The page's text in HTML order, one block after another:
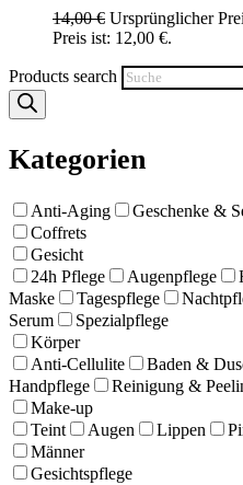
14,00€ Ursprünglicher
Preis ist: 12,00 €.
Products search
Kategorien
Anti-Aging
Geschenke &
Coffrets
Gesicht
24h Pflege
Augenpflege
Maske
Tagespflege
Serum
Spezialpflege
Körper
Anti-Cellulite
Baden &
Handpflege
Reinigung &
Make-up
Teint
Augen Lippen
Männer
Gesichtspflege